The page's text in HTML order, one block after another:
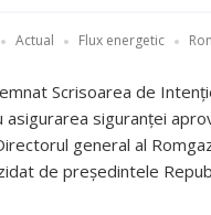
Actual Flux energetic
Scrisoarea de
asigurarea siguranţei
general al
de preşedintele